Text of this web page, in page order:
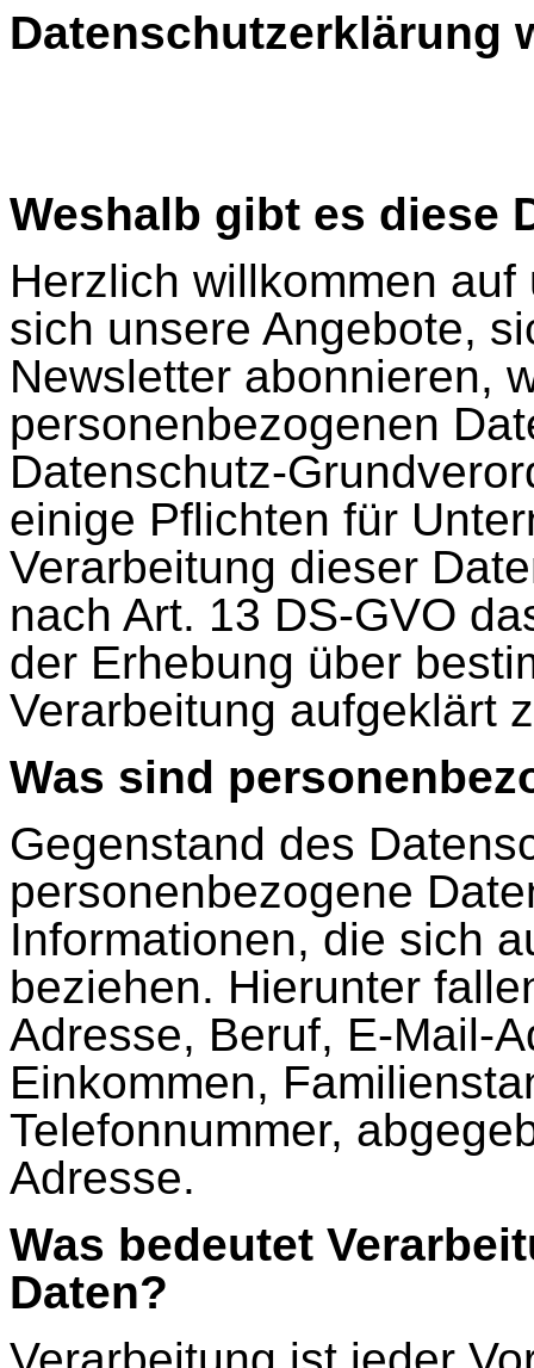
Datenschutzerklärung
Weshalb gibt es diese
Herzlich willkommen
sich unsere Angebote,
Newsletter abonnieren,
personenbezogenen
Datenschutz-
einige Pflichten für
Verarbeitung dieser
nach Art. 13 DS-GVO
der Erhebung über
Verarbeitung aufgeklärt
Was sind
Gegenstand des
personenbezogene
Informationen, die sich
beziehen. Hierunter
Adresse, Beruf, E-Mail-
Einkommen,
Telefonnummer,
Adresse.
Was bedeutet
Daten?